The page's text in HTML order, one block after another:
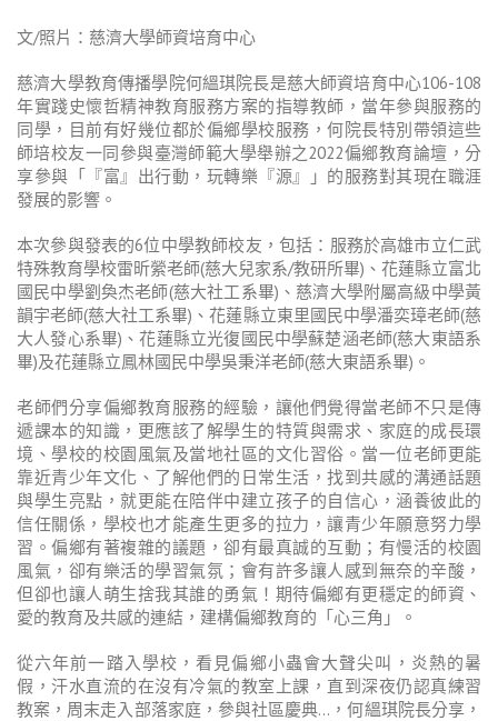
文/照片：慈濟大學師資培育中心
慈濟大學教育傳播學院何縕琪院長是慈大師資培育中心106-108
年實踐史懷哲精神教育服務方案的指導教師，當年參與服務的
同學，目前有好幾位都於偏鄉學校服務，何院長特別帶領這些
師培校友一同參與臺灣師範大學舉辦之2022偏鄉教育論壇，分
享參與「『富』出行動，玩轉樂『源』」的服務對其現在職涯
發展的影響。
本次參與發表的6位中學教師校友，包括：服務於高雄市立仁武
特殊教育學校雷昕縈老師(慈大兒家系/教研所畢) 、花蓮縣立富北
國民中學劉奐杰老師(慈大社工系畢) 、慈濟大學附屬高級中學黃
韻宇老師(慈大社工系畢) 、花蓮縣立東里國民中學潘奕璋老師(慈
大人發心系畢) 、花蓮縣立光復國民中學蘇楚涵老師(慈大東語系
畢)及花蓮縣立鳳林國民中學吳秉洋老師(慈大東語系畢) 。
老師們分享偏鄉教育服務的經驗，讓他們覺得當老師不只是傳
遞課本的知識，更應該了解學生的特質與需求、家庭的成長環
境、學校的校園風氣及當地社區的文化習俗。當一位老師更能
靠近青少年文化、了解他們的日常生活，找到共感的溝通話題
與學生亮點，就更能在陪伴中建立孩子的自信心，涵養彼此的
信任關係，學校也才能產生更多的拉力，讓青少年願意努力學
習。偏鄉有著複雜的議題，卻有最真誠的互動；有慢活的校園
風氣，卻有樂活的學習氣氛；會有許多讓人感到無奈的辛酸，
但卻也讓人萌生捨我其誰的勇氣！期待偏鄉有更穩定的師資、
愛的教育及共感的連結，建構偏鄉教育的「心三角」。
從六年前一踏入學校，看見偏鄉小蟲會大聲尖叫，炎熱的暑
假，汗水直流的在沒有冷氣的教室上課，直到深夜仍認真練習
教案，周末走入部落家庭，參與社區慶典…，何縕琪院長分享，